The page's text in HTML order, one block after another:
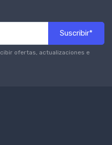
Suscribir*
ofertas, actualizaciones e